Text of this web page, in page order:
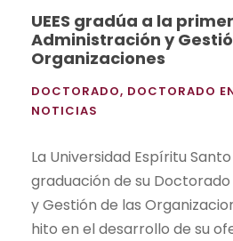
UEES gradúa a la
Administración y
Organizaciones
DOCTORADO, DOCTORADO
NOTICIAS
La Universidad Espíritu
graduación de su
y Gestión de las
hito en el desarrollo de su